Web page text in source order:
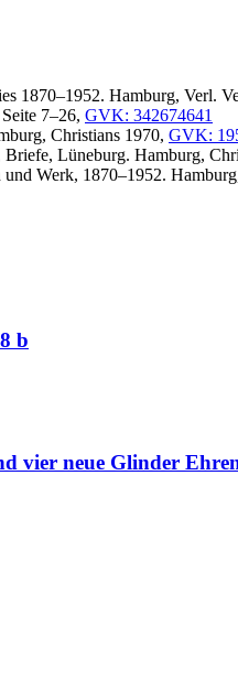
1870–1952. Hamburg, Verl.
7–26, GVK: 342674641
Christians 1970, GVK:
Lüneburg. Hamburg,
Werk, 1870–1952.
b
vier neue Glinder